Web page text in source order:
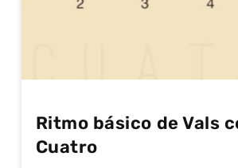
Ritmo básico de Vals
Cuatro